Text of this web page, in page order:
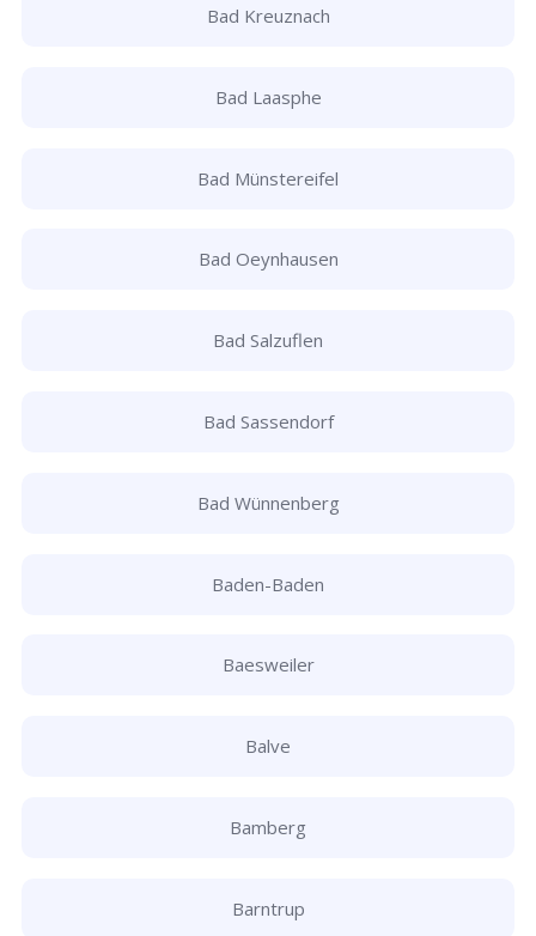
Bad Kreuznach
Bad Laasphe
Bad Münstereifel
Bad Oeynhausen
Bad Salzuflen
Bad Sassendorf
Bad Wünnenberg
Baden-Baden
Baesweiler
Balve
Bamberg
Barntrup